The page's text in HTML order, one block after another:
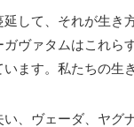
して、それが生
ヴァタムはこれ
ます。私たちの生
い、ヴェーダ、ヤ